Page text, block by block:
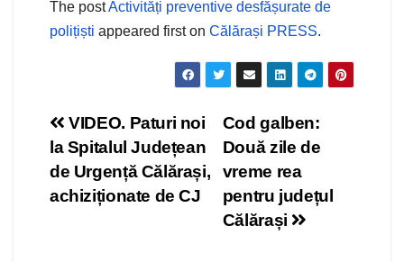
The postActivități preventive desfășurate de
polițiști appeared first on Călărași PRESS.
Navigare
în
articole
Cod galben:
Două zile de
vreme rea
pentru județul
Călărași
VIDEO. Paturi noi
la Spitalul Județean
de Urgență Călărași,
achiziționate de CJ